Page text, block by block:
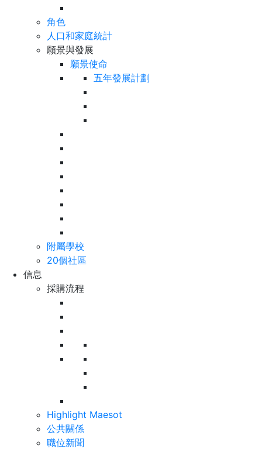
角色
人口和家庭統計
願景與發展
願景使命
五年發展計劃
附屬學校
20個社區
信息
採購流程
Highlight Maesot
公共關係
職位新聞